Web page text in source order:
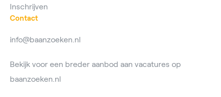
Inschrijven
Contact
info@baanzoeken.nl
Bekijk voor een breder aanbod aan vacatures op
baanzoeken.nl